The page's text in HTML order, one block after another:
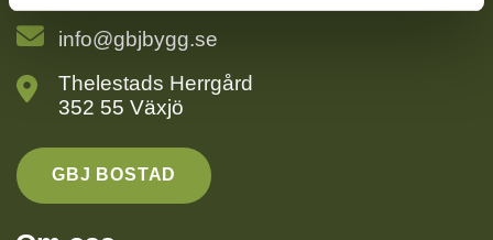
info@gbjbygg.se
Thelestads Herrgård
352 55 Växjö
GBJ BOSTAD